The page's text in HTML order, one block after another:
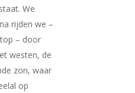
We
rijden we –
– door
westen, de
zon, waar
op